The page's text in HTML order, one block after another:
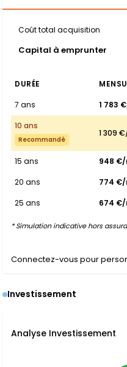
Coût total acquisition
Capital à emprunter
DURÉE
7 ans
1 783
10 ans
Recommandé
1 309
15 ans 948 €/
20 ans
774 €/
25 ans
674 €/
* Simulation indicative hors
Connectez-vous pour
Investissement
Analyse Investissement